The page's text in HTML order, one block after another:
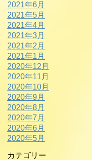
2021年6月
2021年5月
2021年4月
2021年3月
2021年2月
2021年1月
2020年12月
2020年11月
2020年10月
2020年9月
2020年8月
2020年7月
2020年6月
2020年5月
カテゴリー